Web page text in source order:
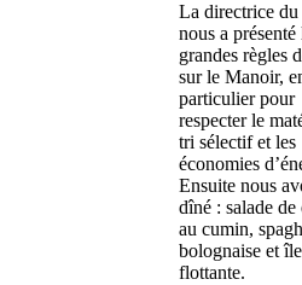
La directrice du
nous a présenté
grandes règles
sur le Manoir,
particulier pour
respecter le
tri sélectif et les
économies
Ensuite nous
dîné : salade de
au cumin,
bolognaise et île
flottante.